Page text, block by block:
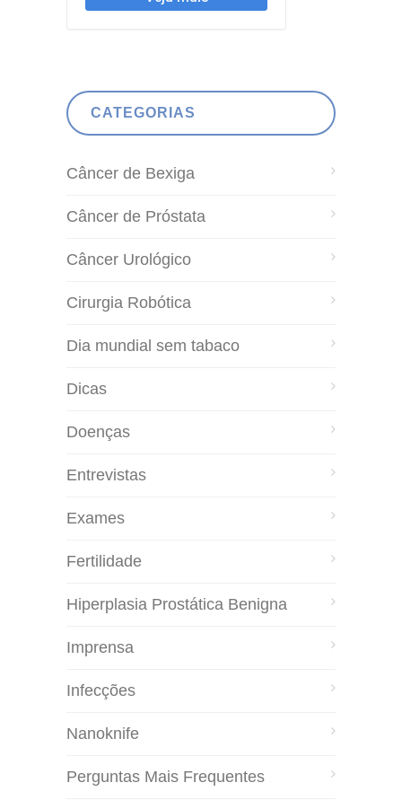
CATEGORIAS
Câncer de Bexiga
Câncer de Próstata
Câncer Urológico
Cirurgia Robótica
Dia mundial sem tabaco
Dicas
Doenças
Entrevistas
Exames
Fertilidade
Hiperplasia Prostática Benigna
Imprensa
Infecções
Nanoknife
Perguntas Mais Frequentes